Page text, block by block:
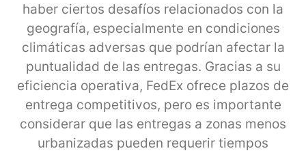
haber ciertos desafíos relacionados con la
geografía, especialmente en condiciones
climáticas adversas que podrían afectar la
puntualidad de las entregas. Gracias a su
eficiencia operativa, FedEx ofrece plazos de
entrega competitivos, pero es importante
considerar que las entregas a zonas menos
urbanizadas pueden requerir tiempos